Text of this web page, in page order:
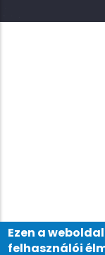
Ezen a
felhasználói